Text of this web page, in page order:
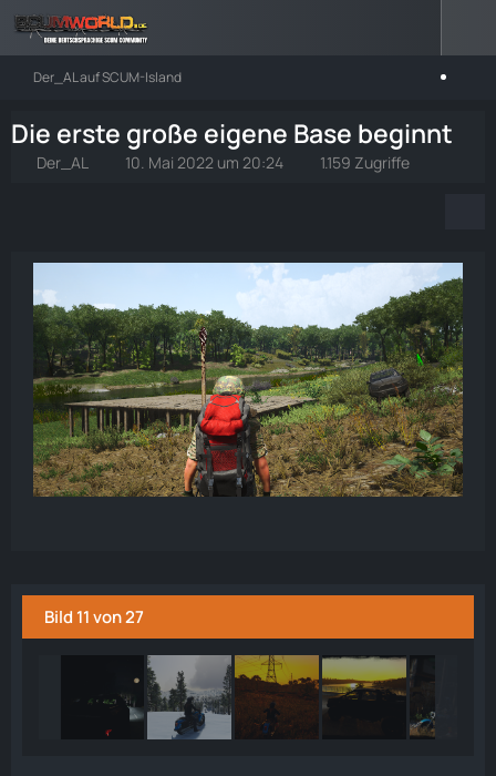
Der_AL auf SCUM-Island
Die erste große eigene Base beginnt
Der_AL 10. Mai 2022 um 20:24 1.159 Zugriffe
Bild 11 von 27